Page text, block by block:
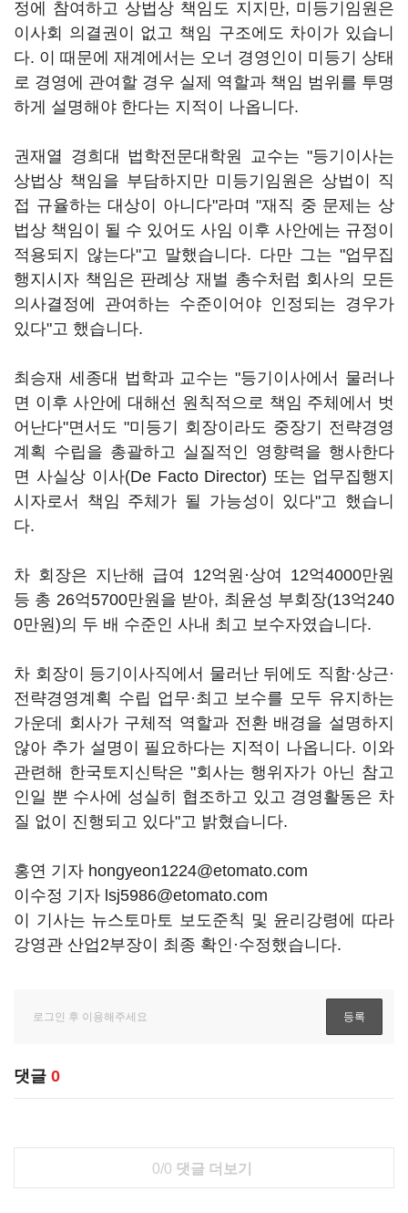
정에 참여하고 상법상 책임도 지지만, 미등기임원은
이사회 의결권이 없고 책임 구조에도 차이가 있습니
다. 이 때문에 재계에서는 오너 경영인이 미등기 상태
로 경영에 관여할 경우 실제 역할과 책임 범위를 투명
하게 설명해야 한다는 지적이 나옵니다.
권재열 경희대 법학전문대학원 교수는 "등기이사는
상법상 책임을 부담하지만 미등기임원은 상법이 직
접 규율하는 대상이 아니다"라며 "재직 중 문제는 상
법상 책임이 될 수 있어도 사임 이후 사안에는 규정이
적용되지 않는다"고 말했습니다. 다만 그는 "업무집
행지시자 책임은 판례상 재벌 총수처럼 회사의 모든
의사결정에 관여하는 수준이어야 인정되는 경우가
있다"고 했습니다.
최승재 세종대 법학과 교수는 "등기이사에서 물러나
면 이후 사안에 대해선 원칙적으로 책임 주체에서 벗
어난다"면서도 "미등기 회장이라도 중장기 전략경영
계획 수립을 총괄하고 실질적인 영향력을 행사한다
면 사실상 이사(De Facto Director) 또는 업무집행지
시자로서 책임 주체가 될 가능성이 있다"고 했습니
다.
차 회장은 지난해 급여 12억원·상여 12억4000만원
등 총 26억5700만원을 받아, 최윤성 부회장(13억240
0만원)의 두 배 수준인 사내 최고 보수자였습니다.
차 회장이 등기이사직에서 물러난 뒤에도 직함·상근·
전략경영계획 수립 업무·최고 보수를 모두 유지하는
가운데 회사가 구체적 역할과 전환 배경을 설명하지
않아 추가 설명이 필요하다는 지적이 나옵니다. 이와
관련해 한국토지신탁은 "회사는 행위자가 아닌 참고
인일 뿐 수사에 성실히 협조하고 있고 경영활동은 차
질 없이 진행되고 있다"고 밝혔습니다.
홍연 기자 hongyeon1224@etomato.com
이수정 기자 lsj5986@etomato.com
이 기사는 뉴스토마토 보도준칙 및 윤리강령에 따라
강영관 산업2부장이 최종 확인·수정했습니다.
댓글 0
0/0 댓글 더보기